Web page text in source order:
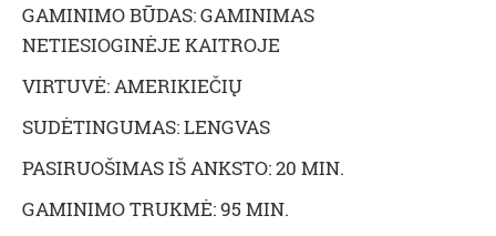
GAMINIMO BŪDAS: GAMINIMAS
NETIESIOGINĖJE KAITROJE
VIRTUVĖ: AMERIKIEČIŲ
SUDĖTINGUMAS: LENGVAS
PASIRUOŠIMAS IŠ ANKSTO: 20 MIN.
GAMINIMO TRUKMĖ: 95 MIN.